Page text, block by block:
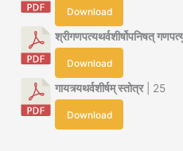
Download
श्रीगणपत्यथर्वशीर्षोपनिषत्
Download
गायत्र्यथर्वशीर्षम् स्तोत्र| 25
Download